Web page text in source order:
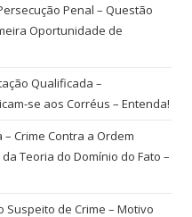
Penal – Questão
Oportunidade de
Qualificada –
se aos Corréus – Entenda!
– Crime Contra a Ordem
Teoria do Domínio do Fato –
Suspeito de Crime – Motivo